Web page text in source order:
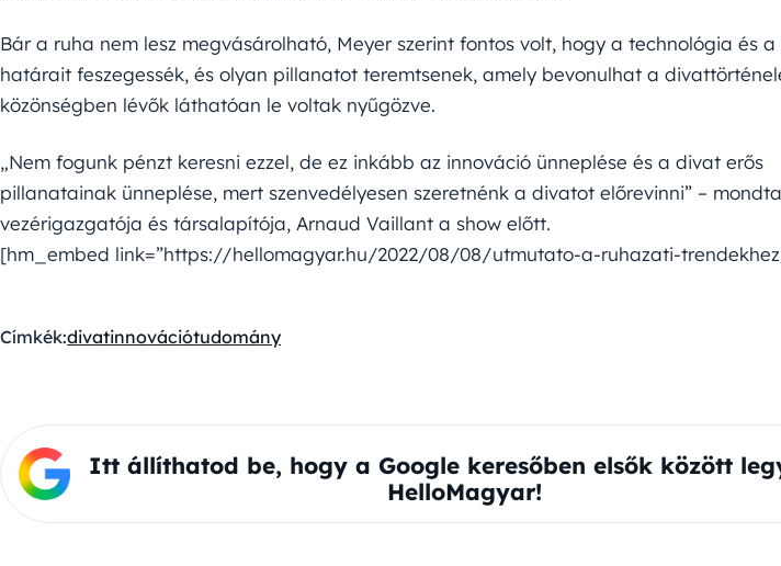
Bár a ruha nem lesz megvásárolható, Meyer szerint fontos volt, hogy a technológia és a
határait feszegessék, és olyan pillanatot teremtsenek, amely bevonulhat a
közönségben lévők láthatóan le voltak nyűgözve.
„Nem fogunk pénzt keresni ezzel, de ez inkább az innováció ünneplése és a divat erős
pillanatainak ünneplése, mert szenvedélyesen szeretnénk a divatot előrevinni” –
vezérigazgatója és társalapítója, Arnaud Vaillant a show előtt.
[hm_embed link=”https://hellomagyar.hu/2022/08/08/utmutato-a-ruhazati-
Címkék:divatinnovációtudomány
Itt állíthatod be, hogy a Google keresőben elsők között
HelloMagyar!